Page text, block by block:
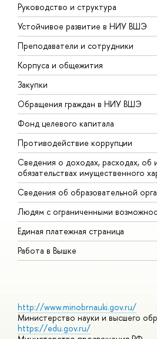
Руководство и структура
Устойчивое развитие в НИУ ВШЭ
Преподаватели и сотрудники
Корпуса и общежития
Закупки
Обращения граждан в НИУ ВШЭ
Фонд целевого капитала
Противодействие коррупции
Сведения о доходах, расходах, об
обязательствах имущественного
Сведения об образовательной
Людям с ограниченными
Единая платежная страница
Работа в Вышке
http://www.minobrnauki.gov.ru/
Министерство науки и высшего
https://edu.gov.ru/